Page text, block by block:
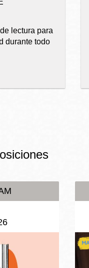
lectura para
durante todo